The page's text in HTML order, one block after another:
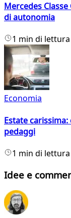
Mercedes
di autonomia
1 min di lettura
Economia
Estate
pedaggi
1 min di lettura
Idee e